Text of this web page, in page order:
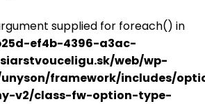
supplied for foreach() in
ef4b-4396-a3ac-
web/wp-
framework/includes/
v2/class-fw-option-type-